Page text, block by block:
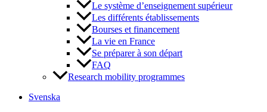
Le système d’enseignement supérieur
Les différents établissements
Bourses et financement
La vie en France
Se préparer à son départ
FAQ
Research mobility programmes
Svenska